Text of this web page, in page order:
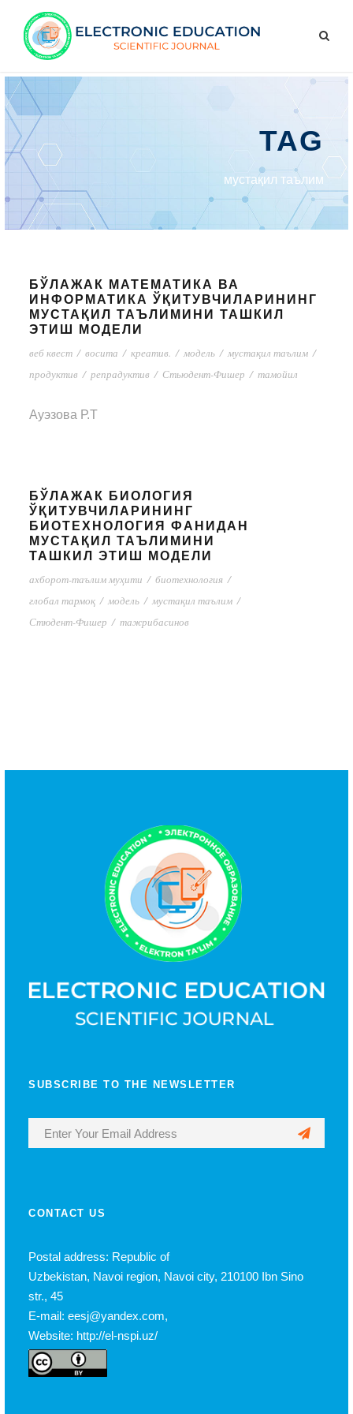
TAG
мустақил таълим
БЎЛАЖАК МАТЕМАТИКА ВА
ИНФОРМАТИКА ЎҚИТУВЧИЛАРИНИНГ
МУСТАҚИЛ ТАЪЛИМИНИ ТАШКИЛ
ЭТИШ МОДЕЛИ
веб квест / восита / креатив. / модель / мустақил таълим /
продуктив / репрадуктив / Стьюдент-Фишер / тамойил
Ауэзова Р.Т
БЎЛАЖАК БИОЛОГИЯ
ЎҚИТУВЧИЛАРИНИНГ
БИОТЕХНОЛОГИЯ ФАНИДАН
МУСТАҚИЛ ТАЪЛИМИНИ
ТАШКИЛ ЭТИШ МОДЕЛИ
ахборот-таълим муҳити / биотехнология /
глобал тармоқ / модель / мустақил таълим /
Стюдент-Фишер / тажрибасинов
SUBSCRIBE TO THE NEWSLETTER
CONTACT US
Postal address: Republic of
Uzbekistan, Navoi region, Navoi city, 210100 Ibn Sino
str., 45
E-mail: eesj@yandex.com,
Website: http://el-nspi.uz/